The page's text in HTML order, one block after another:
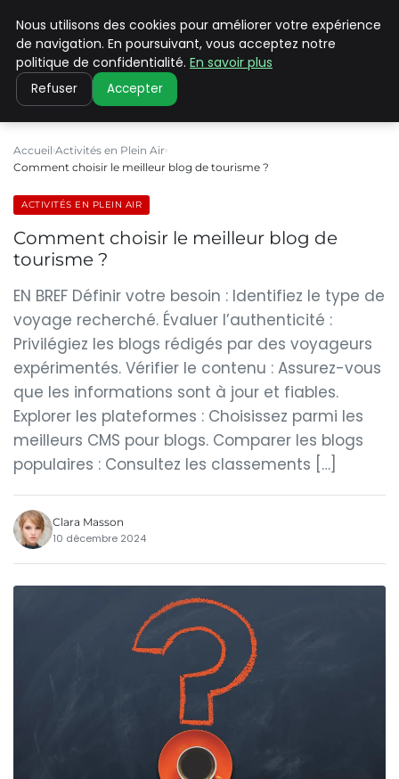
PILAT PATRIMOINES
Accueil Activités en Plein Air
Comment choisir le meilleur blog de tourisme ?
ACTIVITÉS EN PLEIN AIR
Comment choisir le meilleur blog de
tourisme ?
EN BREF Définir votre besoin : Identifiez le type de
voyage recherché. Évaluer l’authenticité :
Privilégiez les blogs rédigés par des voyageurs
expérimentés. Vérifier le contenu : Assurez-vous
que les informations sont à jour et fiables.
Explorer les plateformes : Choisissez parmi les
meilleurs CMS pour blogs. Comparer les blogs
populaires : Consultez les classements […]
Clara Masson
10 décembre 2024
Nous utilisons des cookies pour améliorer votre expérience
de navigation. En poursuivant, vous acceptez notre
politique de confidentialité. En savoir plus
Refuser Accepter